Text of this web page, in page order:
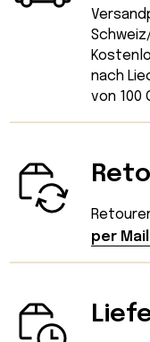
nach
von 100
per Mail